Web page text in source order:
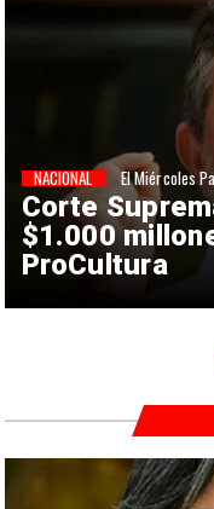
Corte
$1.000
ProCultura
NACIONAL El Miércoles